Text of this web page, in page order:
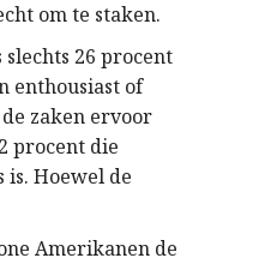
om te staken.
26 procent
enthousiast of
zaken ervoor
procent die
is. Hoewel de
Amerikanen de